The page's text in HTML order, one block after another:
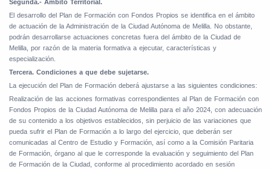
Segunda.- Ámbito Territorial.
El desarrollo del Plan de Formación con Fondos Propios se identifica en el ámbito
de actuación de la Administración de la Ciudad Autónoma de Melilla. No obstante,
podrán desarrollarse actuaciones concretas fuera del ámbito de la Ciudad de
Melilla, por razón de la materia formativa a ejecutar, características y
especialización.
Tercera. Condiciones a que debe sujetarse.
La ejecución del Plan de Formación deberá ajustarse a las siguientes condiciones:
Realización de las acciones formativas correspondientes al Plan de Formación con
Fondos Propios de la Ciudad Autónoma de Melilla para el año 2024, con adecuación
de su contenido a los objetivos establecidos, sin perjuicio de las variaciones que
pueda sufrir el Plan de Formación a lo largo del ejercicio, que deberán ser
comunicadas al Centro de Estudio y Formación, así como a la Comisión Paritaria
de Formación, órgano al que le corresponde la evaluación y seguimiento del Plan
de Formación de la Ciudad, conforme al procedimiento acordado en sesión